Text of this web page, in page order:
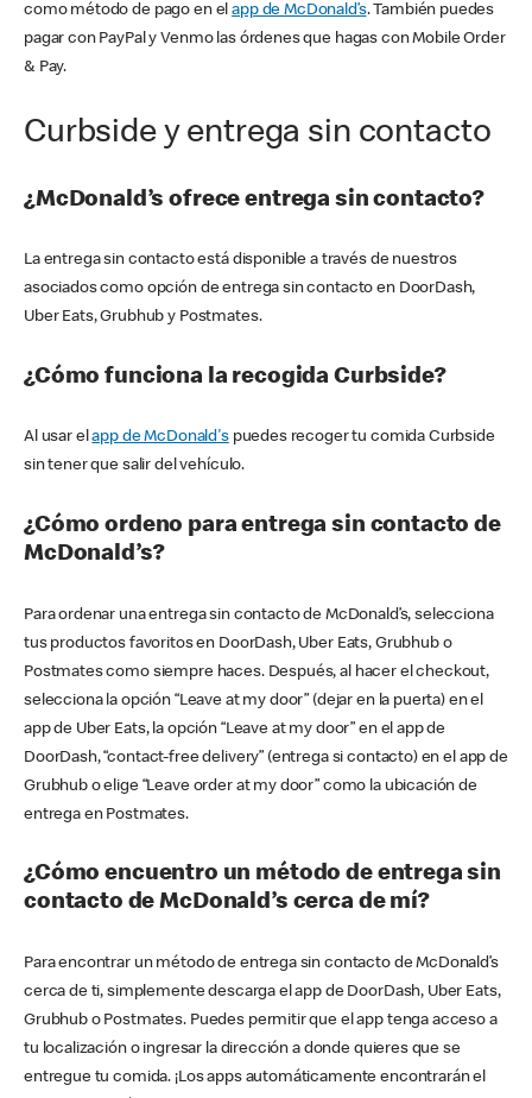
como método de pago en elapp de McDonald’s. También puedes
pagar con PayPal y Venmo las órdenes que hagas con Mobile Order
& Pay.
Curbside y entrega sin contacto
¿McDonald’s ofrece entrega sin contacto?
La entrega sin contacto está disponible a través de nuestros
asociados como opción de entrega sin contacto en DoorDash,
Uber Eats, Grubhub y Postmates.
¿Cómo funciona la recogida Curbside?
Al usar elapp de McDonald'spuedes recoger tu comida Curbside
sin tener que salir del vehículo.
¿Cómo ordeno para entrega sin contacto de
McDonald’s?
Para ordenar una entrega sin contacto de McDonald’s, selecciona
tus productos favoritos en DoorDash, Uber Eats, Grubhub o
Postmates como siempre haces. Después, al hacer el checkout,
selecciona la opción “Leave at my door” (dejar en la puerta) en el
app de Uber Eats, la opción “Leave at my door” en el app de
DoorDash, “contact-free delivery” (entrega si contacto) en el app de
Grubhub o elige “Leave order at my door” como la ubicación de
entrega en Postmates.
¿Cómo encuentro un método de entrega sin
contacto de McDonald’s cerca de mí?
Para encontrar un método de entrega sin contacto de McDonald’s
cerca de ti, simplemente descarga el app de DoorDash, Uber Eats,
Grubhub o Postmates. Puedes permitir que el app tenga acceso a
tu localización o ingresar la dirección a donde quieres que se
entregue tu comida. ¡Los apps automáticamente encontrarán el